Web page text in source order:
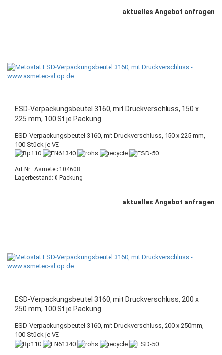
aktuelles Angebot anfragen
ESD-Verpackungsbeutel 3160, mit Druckverschluss, 150 x
225 mm, 100 St je Packung
ESD-Verpackungsbeutel 3160, mit Druckverschluss, 150 x 225 mm,
100 Stück je VE
Art.Nr.: Asmetec 104608
Lagerbestand: 0 Packung
aktuelles Angebot anfragen
ESD-Verpackungsbeutel 3160, mit Druckverschluss, 200 x
250 mm, 100 St je Packung
ESD-Verpackungsbeutel 3160, mit Druckverschluss, 200 x 250mm,
100 Stück je VE